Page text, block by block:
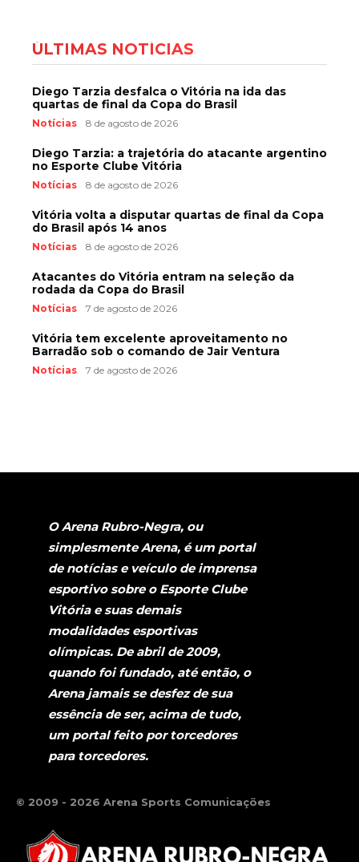
ÚLTIMAS NOTÍCIAS
Diego Tarzia desfalca o Vitória na ida das
quartas de final da Copa do Brasil
Notícias 8 de agosto de 2026
Diego Tarzia: a trajetória do atacante argentino
no Esporte Clube Vitória
Notícias 8 de agosto de 2026
Vitória volta a disputar quartas de final da Copa
do Brasil após 14 anos
Notícias 8 de agosto de 2026
Atacantes do Vitória entram na seleção da
rodada da Copa do Brasil
Notícias 7 de agosto de 2026
Vitória tem excelente aproveitamento no
Barradão sob o comando de Jair Ventura
Notícias 7 de agosto de 2026
O Arena Rubro-Negra, ou
simplesmente Arena, é um portal
de notícias e veículo de imprensa
esportivo sobre o Esporte Clube
Vitória e suas demais
modalidades esportivas
olímpicas. De abril de 2009,
quando foi fundado, até então, o
Arena jamais se desfez de sua
essência de ser, acima de tudo,
um portal feito por torcedores
para torcedores.
© 2009 - 2026 Arena Sports Comunicações